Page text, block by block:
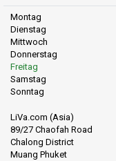
Montag
Dienstag
Mittwoch
Donnerstag
Freitag
Samstag
Sonntag
LiVa.com (Asia)
89/27 Chaofah Road
Chalong District
Muang Phuket